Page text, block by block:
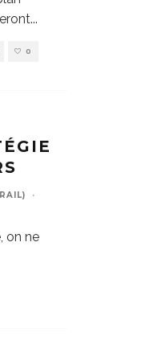
...
0
·
on ne